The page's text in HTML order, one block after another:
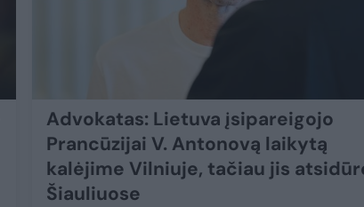
Advokatas: Lietuva įsipareigojo
Prancūzijai V. Antonovą laikytą
kalėjime Vilniuje, tačiau jis
Šiauliuose